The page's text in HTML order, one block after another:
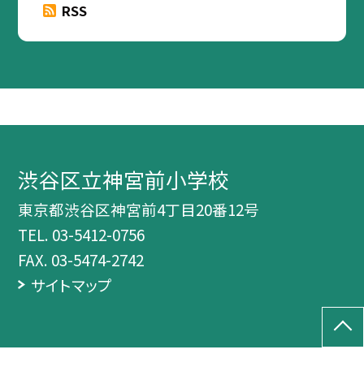
RSS
渋谷区立神宮前小学校
東京都渋谷区神宮前4丁目20番12号
TEL. 03-5412-0756
FAX. 03-5474-2742
サイトマップ